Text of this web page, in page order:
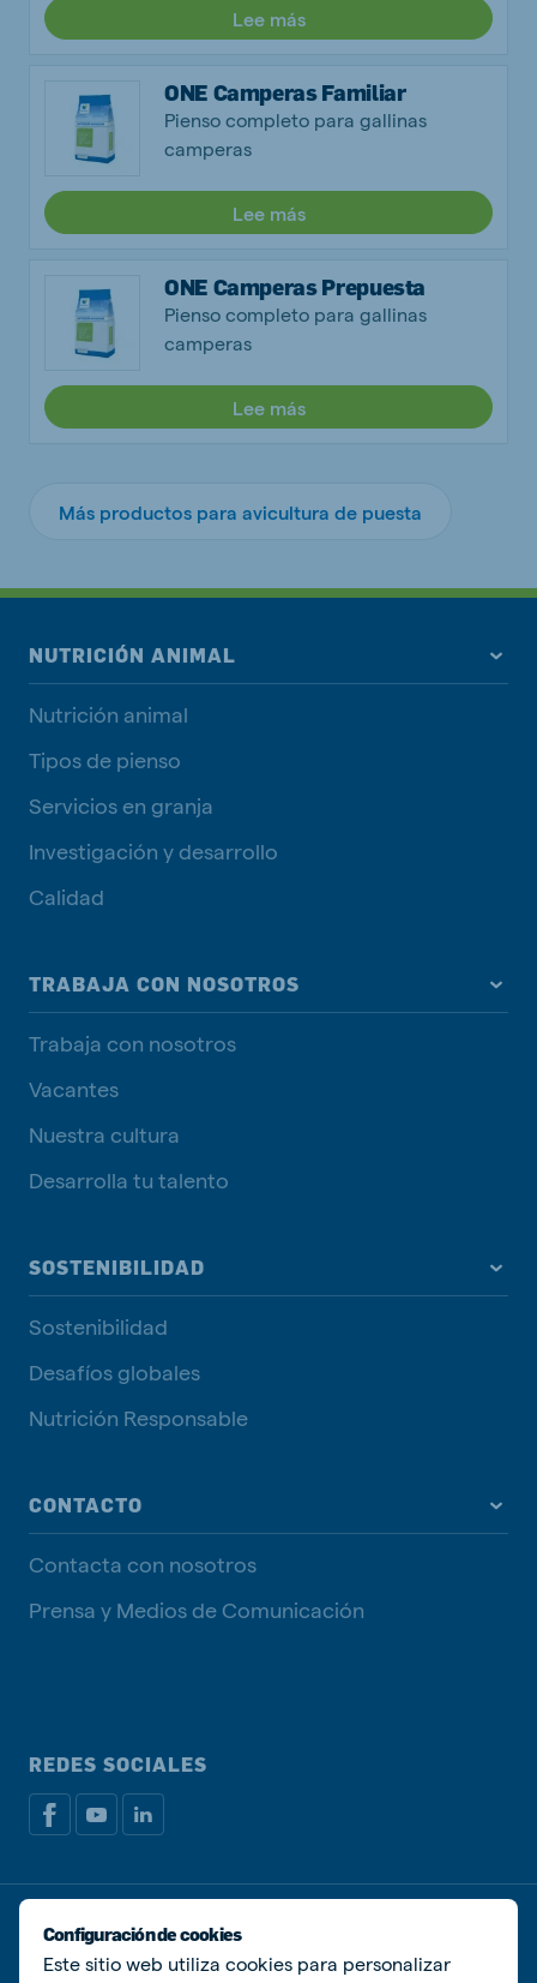
Lee más
ONE Camperas Familiar
Pienso completo para gallinas
camperas
Lee más
ONE Camperas Prepuesta
Pienso completo para gallinas
camperas
Lee más
Más productos para avicultura de puesta
NUTRICIÓN ANIMAL
Nutrición animal
Tipos de pienso
Servicios en granja
Investigación y desarrollo
Calidad
TRABAJA CON NOSOTROS
Trabaja con nosotros
Vacantes
Nuestra cultura
Desarrolla tu talento
SOSTENIBILIDAD
Sostenibilidad
Desafíos globales
Nutrición Responsable
CONTACTO
Contacta con nosotros
Prensa y Medios de Comunicación
REDES SOCIALES
Política de privacidadPolítica de Cookies
Administrar Cookies
Configuración de cookies
Este sitio web utiliza cookies para personalizar